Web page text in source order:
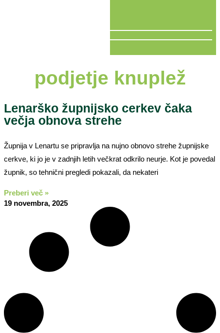
podjetje knuplež
Lenarško župnijsko cerkev čaka
večja obnova strehe
Župnija v Lenartu se pripravlja na nujno obnovo strehe župnijske
cerkve, ki jo je v zadnjih letih večkrat odkrilo neurje. Kot je povedal
župnik, so tehnični pregledi pokazali, da nekateri
Preberi več »
19 novembra, 2025